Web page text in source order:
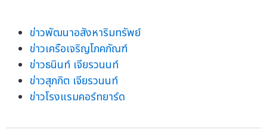
ข่าวพัฒนาอสังหาริมทรัพย์
ข่าวเครือเจริญโภคภัณฑ์
ข่าวธนินท์ เจียรวนนท์
ข่าวสุภกิต เจียรวนนท์
ข่าวโรงแรมคอร์ทยาร์ด